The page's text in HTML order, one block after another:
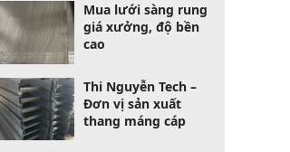
Mua lưới sàng rung
giá xưởng, độ bền
cao
Thi Nguyễn Tech –
Đơn vị sản xuất
thang máng cáp